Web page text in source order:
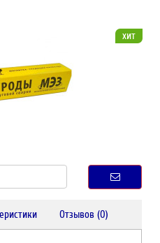
хит
Отзывов (0)